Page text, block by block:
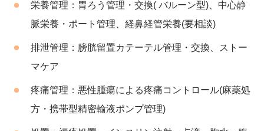
栄養管理： 胃ろう管理・交換( バルーン型)、中心静
脈栄養・ポート管理、経鼻経管栄養(要相談)
排泄管理： 膀胱留置カテーテル管理・交換、ストー
マケア
疼痛管理： 悪性腫瘍による疼痛コントロール(麻薬処
方・携帯型精密輸液ポンプ管理)